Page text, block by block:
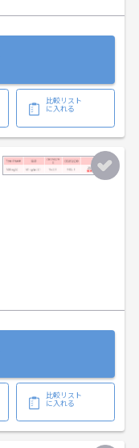
比較リスト
に入れる
比較リスト
に入れる